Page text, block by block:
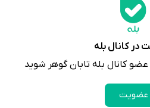
بازارها بر سیاست پولی است،
برای اقتصاد، خبر منفی برای
در کانال بله
عضو کانال بله تابان گوهر شوید
عضویت